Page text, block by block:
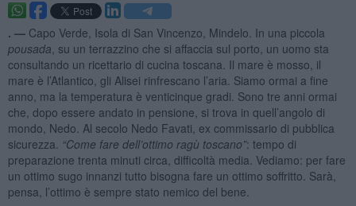
. — Capo Verde, Isola di San Vincenzo, Mindelo. In una piccola
pousada , su un terrazzino che si affaccia sul porto, un uomo sta
consultando un ricettario di cucina toscana. Il mare è mosso, il
mare è l’Atlantico, gli Alisei rinfrescano l’aria. Siamo ormai a fine
anno, ma la temperatura è venticinque gradi. Sono tre anni ormai
che, dopo essere andato in pensione, si trova in quell’angolo di
mondo, Nedo. Al secolo Nedo Favati, ex commissario di pubblica
sicurezza. “Come fare dell’ottimo ragù toscano”: tempo di
preparazione trenta minuti circa, difficoltà media. Vediamo: per fare
un ottimo sugo innanzi tutto bisogna fare un ottimo soffritto. Sarà,
pensa, l’ottimo è sempre stato nemico del bene.